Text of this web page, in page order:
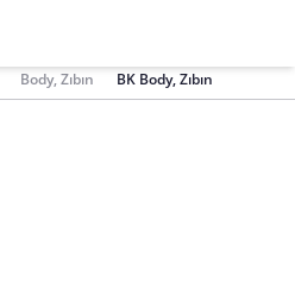
Body, Zıbın BK Body, Zıbın